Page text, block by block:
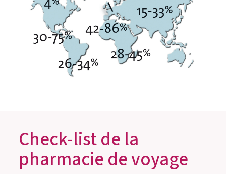
Check-list de la
pharmacie de voyage